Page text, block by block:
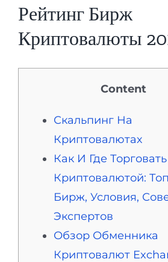
Рейтинг Бирж
Криптовалюты
Content
Скальпинг На
Криптовалютах
Как И Где Торговать
Криптовалютой:
Бирж, Условия,
Экспертов
Обзор Обменника
Криптовалют